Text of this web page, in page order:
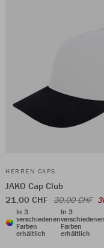
HERREN CAPS
JAKO Cap Club
21,00 CHF 30,00 CHF
In 3
verschiedenen
Farben
erhältlich
In 3
Farben
erhältlich